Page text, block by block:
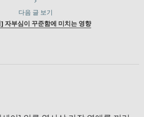
다음 글 보기
자부심이 꾸준함에 미치는 영향